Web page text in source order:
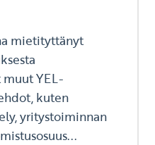
mietityttänyt
muut YEL-
kuten
yritystoiminnan